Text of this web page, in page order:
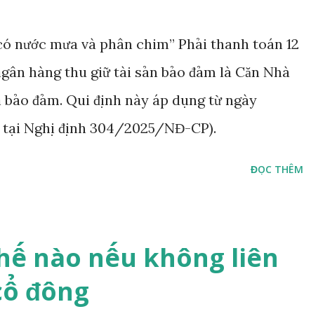
nước mưa và phân chim” Phải thanh toán 12
hàng thu giữ tài sản bảo đảm là Căn Nhà
đảm. Qui định này áp dụng từ ngày
Nghị định 304/2025/NĐ-CP).
ĐỌC THÊM
nào nếu không liên
đông